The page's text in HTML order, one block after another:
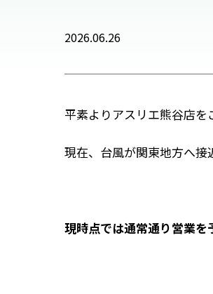
2026.06.26
平素よりアスリエ熊谷店を
現在、台風が関東地方へ接
現時点では通常通り営業を